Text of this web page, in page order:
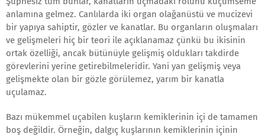
anlamına gelmez. Canlılarda iki organ olağanüstü ve mucizevi
bir yapıya sahiptir, gözler ve kanatlar. Bu organların oluşmaları
ve gelişmeleri hiç bir teori ile açıklanamaz çünkü bu ikisinin
ortak özelliği, ancak bütünüyle gelişmiş oldukları takdirde
görevlerini yerine getirebilmeleridir. Yani yan gelişmiş veya
gelişmekte olan bir gözle görülemez, yarım bir kanatla
uçulamaz.
Bazı mükemmel uçabilen kuşların kemiklerinin içi de tamamen
boş değildir. Örneğin, dalgıç kuşlarının kemiklerinin içinin